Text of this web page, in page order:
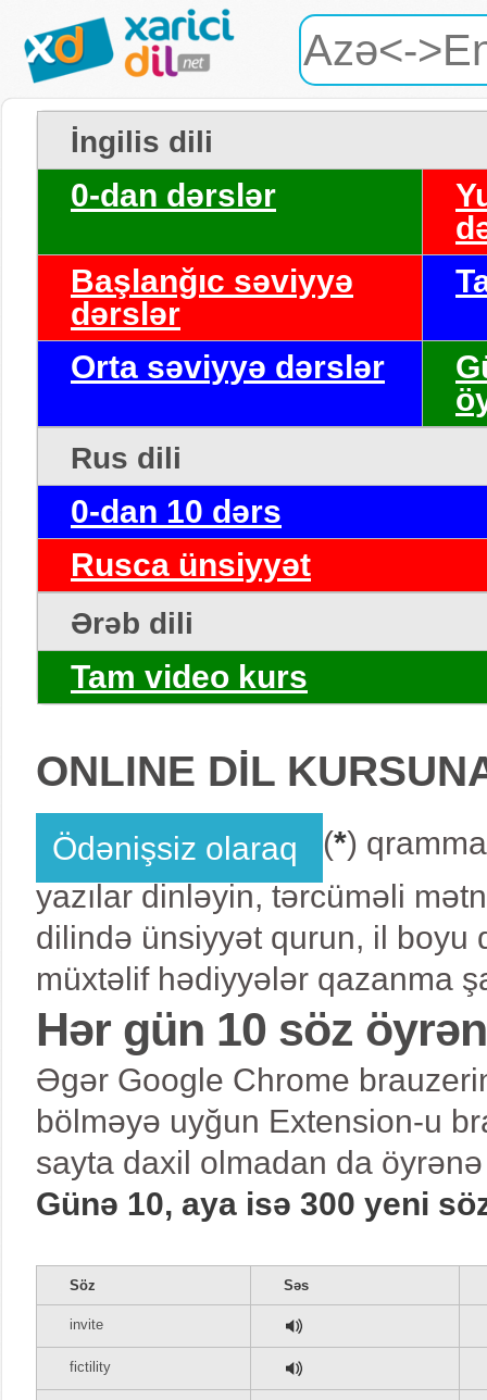
İngilis dili
0-dan dərslər
Başlanğıc səviyyə
dərslər
Orta səviyyə dərslər
Rus dili
0-dan 10 dərs
Rusca ünsiyyət
Ərəb dili
Tam video kurs
ONLINE DİL
Ödənişsiz olaraq (*)
yazılar dinləyin, tərcüməli
dilində ünsiyyət qurun, il boyu
müxtəlif hədiyyələr qazanma
Hər gün 10 söz
Əgər Google Chrome
bölməyə uyğun Extension-u
sayta daxil olmadan da
Günə 10, aya isə 300 yeni
Söz Səs
invite
fictility